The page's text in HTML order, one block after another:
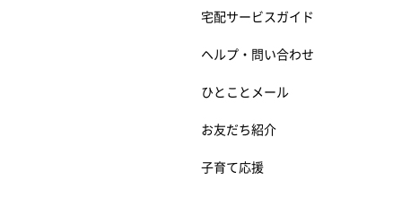
宅配サービスガイド
ヘルプ・問い合わせ
ひとことメール
お友だち紹介
子育て応援